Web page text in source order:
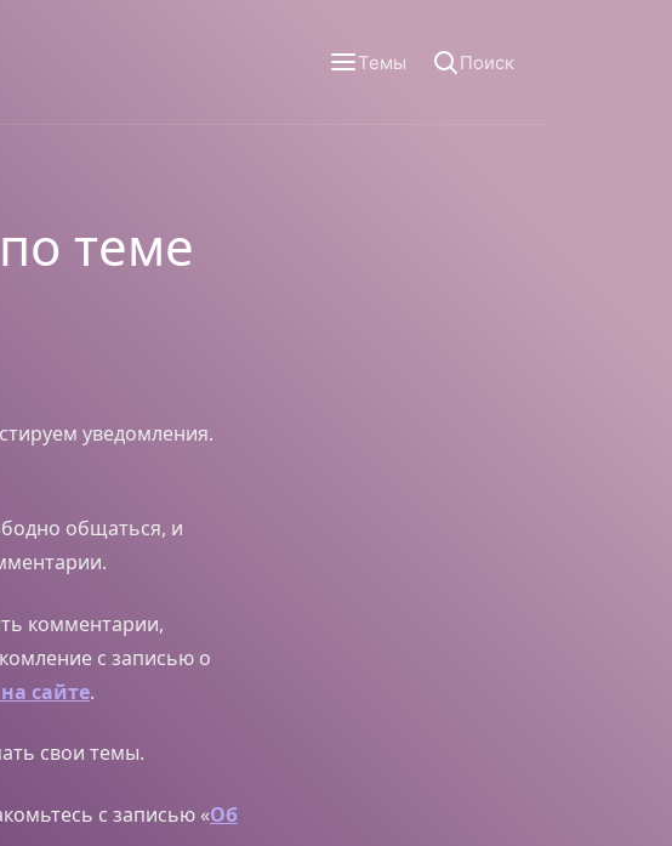
Темы Поиск
теме
уведомления.
общаться, и
комментарии,
с записью о
сайте.
свои темы.
с записью «Об